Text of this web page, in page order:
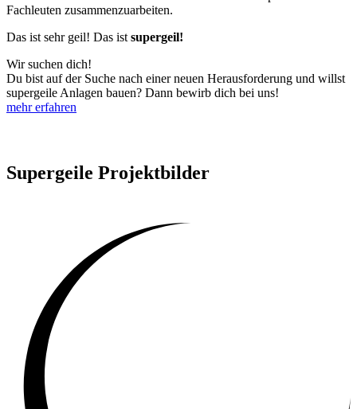
Fachleuten zusammenzuarbeiten.
Das ist sehr geil! Das ist supergeil!
Wir suchen dich!
Du bist auf der Suche nach einer neuen Herausforderung und willst
supergeile Anlagen bauen? Dann bewirb dich bei uns!
mehr erfahren
Supergeile Projektbilder